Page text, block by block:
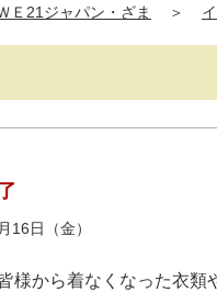
Ｅ21ジャパン・ざま ＞
16日（金）
様から着なくなった衣類